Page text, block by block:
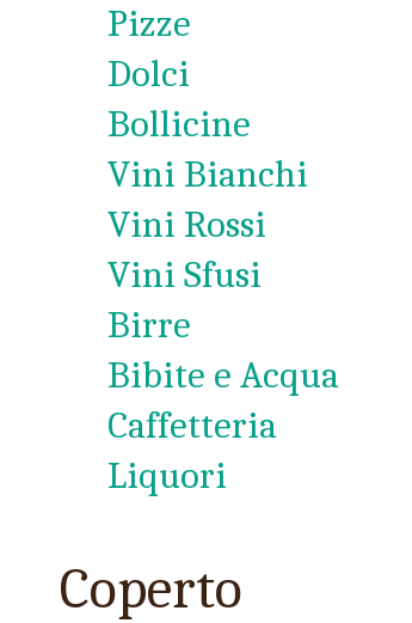
Pizze
Dolci
Bollicine
Vini Bianchi
Vini Rossi
Vini Sfusi
Birre
Bibite e Acqua
Caffetteria
Liquori
Coperto